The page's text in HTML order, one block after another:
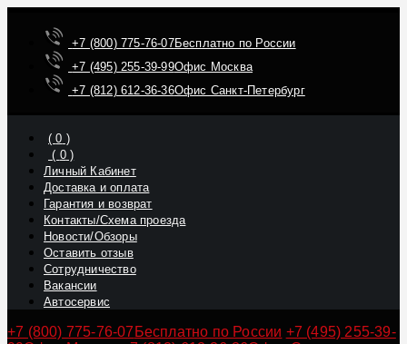
+7 (800) 775-76-07Бесплатно по России
+7 (495) 255-39-99Офис Москва
+7 (812) 612-36-36Офис Санкт-Петербург
(0 )
( 0)
Личный Кабинет
Доставка и оплата
Гарантия и возврат
Контакты/Схема проезда
Новости/Обзоры
Оставить отзыв
Сотрудничество
Вакансии
Автосервис
+7 (800) 775-76-07 Бесплатно по России +7 (495) 255-39-